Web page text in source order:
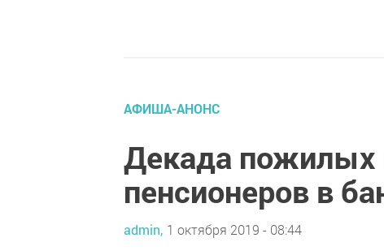
АФИША-АНОНС
Декада пожилых
пенсионеров в
admin, 1 октября 2019 - 08:44